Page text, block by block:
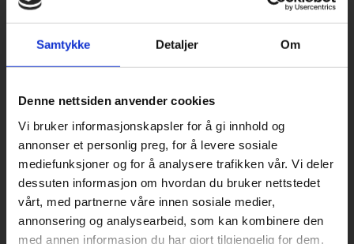
Samtykke Detaljer Om
Denne nettsiden anvender cookies
Vi bruker informasjonskapsler for å gi innhold og
annonser et personlig preg, for å levere sosiale
mediefunksjoner og for å analysere trafikken vår. Vi deler
dessuten informasjon om hvordan du bruker nettstedet
vårt, med partnerne våre innen sosiale medier,
annonsering og analysearbeid, som kan kombinere den
med annen informasjon du har gjort tilgjengelig for dem,
TRENERNE SKAL FOR SITT LAG ELLER KULL
SØRGE FOR:
Det sportslige opplegget for sitt lag / årskull i
henhold til klubbens sportsplan og etter føringer
fra sportslig utvalg
At treningsopplegget skal omfatte alle gruppens
spillere